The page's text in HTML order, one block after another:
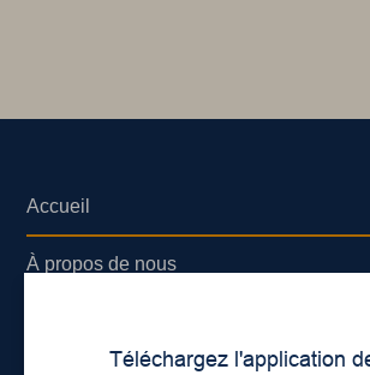
Téléchargez l'application
Accueil
À propos de nous